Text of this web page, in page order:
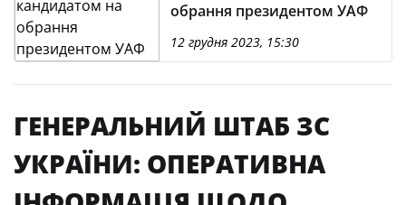
обрання президентом УАФ
12 грудня 2023, 15:30
ГЕНЕРАЛЬНИЙ ШТАБ ЗС
УКРАЇНИ: ОПЕРАТИВНА